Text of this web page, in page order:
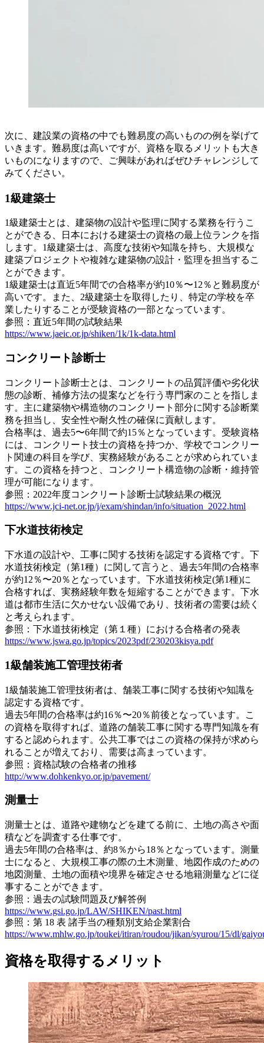
次に、建設業の資格の中でも難易度の高いものの例を挙げて
いきます。難易度は高いですが、資格を取るメリットも大き
いものになりますので、ご興味があればぜひチャレンジして
みてください。
1級建築士
1級建築士とは、建築物の設計や監理に関する業務を行うこ
とができる、日本における建築士の資格の最上位ランクを指
します。1級建築士は、高度な技術や知識を持ち、大規模な
建築プロジェクトや複雑な建築物の設計・監理を担当するこ
とができます。
1級建築士は直近5年間での合格率が約10％〜12％と難易度が
高いです。また、2級建築士を取得したり、特定の学校を卒
業したりすることが受験資格の一部となっています。
参照：直近5年間の試験結果
https://www.jaeic.or.jp/shiken/1k/1k-data.html
コンクリート診断士
コンクリート診断士とは、コンクリートの品質評価や劣化状
態の診断、補修方法の提案などを行う専門家のことを指しま
す。主に建築物や構造物のコンクリート部分に関する診断業
務を担当し、安全性や耐久性の確保に貢献します。
合格率は、過去5〜6年間で約15％となっています。受験資格
には、コンクリート技士の資格を持つか、学校でコンクリー
ト関連の科目を学び、実務経験があることが求められていま
す。この資格を持つと、コンクリート構造物の診断・維持管
理が可能になります。
参照：2022年度コンクリート診断士試験結果の概況
https://www.jci-net.or.jp/j/exam/shindan/info/situation_2022.html
下水道技術検定
下水道の設計や、工事に関する技術を認定する資格です。下
水道技術検定（第1種）に関して言うと、過去5年間の合格率
が約12％〜20％となっています。下水道技術検定(第1種)に
合格すれば、実務経験年数を短縮することができます。下水
道は都市生活に欠かせない設備であり、技術者の需要は続く
と考えられます。
参照：下水道技術検定（第１種）における合格者の発表
https://www.jswa.go.jp/topics/2023pdf/230203kisya.pdf
1級舗装施工管理技術者
1級舗装施工管理技術者は、舗装工事に関する技術や知識を
認定する資格です。
過去5年間の合格率は約16％〜20％前後となっています。こ
の資格を取得すれば、道路の舗装工事に関する専門知識を有
すると認められます。公共工事ではこの資格の保持が求めら
れることが増えており、需要は高まっています。
参照：資格試験の合格者の推移
http://www.dohkenkyo.or.jp/pavement/
測量士
測量士とは、道路や建物などを建てる前に、土地の高さや面
積などを調査する仕事です。
過去5年間の合格率は、約8％から18％となっています。測量
士になると、大規模工事の際の土木測量、地図作成のための
地図測量、土地の面積や境界を確定させる地籍測量などに従
事することができます。
参照：過去の試験問題及び解答例
https://www.gsi.go.jp/LAW/SHIKEN/past.html
参照：第 18 表 諸手当の種類別支給企業割合
https://www.mhlw.go.jp/toukei/itiran/roudou/jikan/syurou/15/dl/
資格を取得するメリット